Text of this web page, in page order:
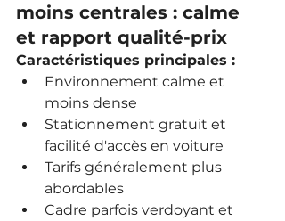
moins centrales : calme
et rapport qualité-prix
Caractéristiques principales :
Environnement calme et
moins dense
Stationnement gratuit et
facilité d'accès en voiture
Tarifs généralement plus
abordables
Cadre parfois verdoyant et